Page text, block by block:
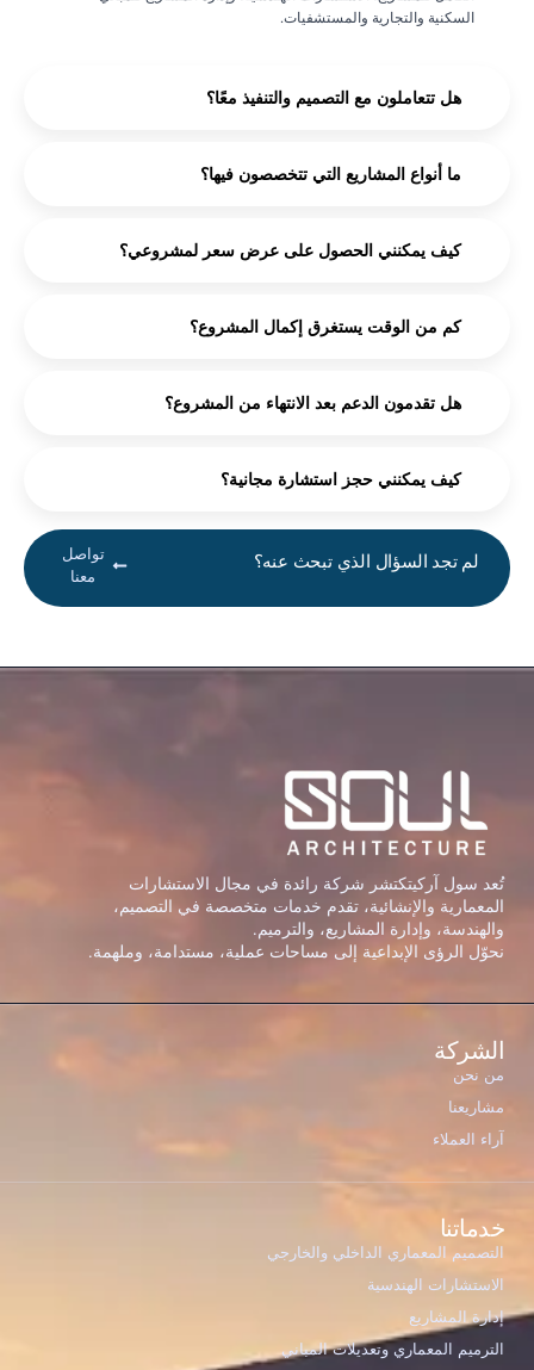
السكنية والتجارية والمستشفيات.
هل تتعاملون مع التصميم والتنفيذ معًا؟
ما أنواع المشاريع التي تتخصصون فيها؟
كيف يمكنني الحصول على عرض سعر لمشروعي؟
كم من الوقت يستغرق إكمال المشروع؟
هل تقدمون الدعم بعد الانتهاء من المشروع؟
كيف يمكنني حجز استشارة مجانية؟
لم تجد السؤال الذي تبحث عنه؟
تواصل
معنا
تُعد سول آركيتكتشر شركة رائدة في مجال الاستشارات
المعمارية والإنشائية، تقدم خدمات متخصصة في التصميم،
والهندسة، وإدارة المشاريع، والترميم.
نحوّل الرؤى الإبداعية إلى مساحات عملية، مستدامة، وملهمة.
الشركة
من نحن
مشاريعنا
آراء العملاء
خدماتنا
التصميم المعماري الداخلي والخارجي
الاستشارات الهندسية
إدارة المشاريع
الترميم المعماري وتعديلات المباني